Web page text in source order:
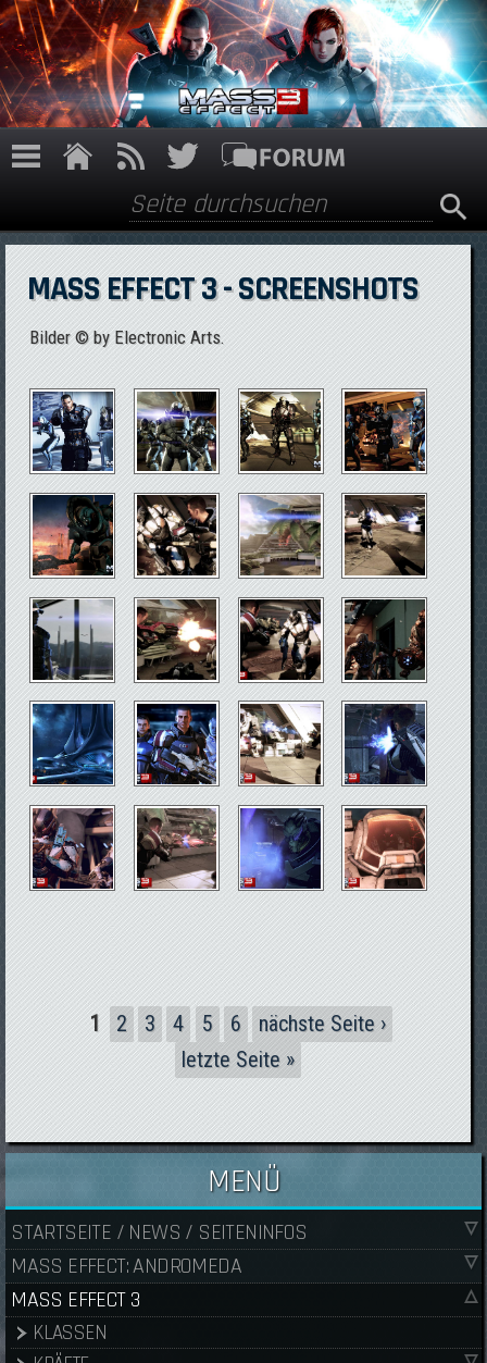
Direkt zum Inhalt
Suchformular
Suche
MASS EFFECT 3 - SCREENSHOTS
Bilder © by Electronic Arts.
Seiten
1 2 3 4 5 6
nächste Seite ›
letzte Seite »
MENÜ
STARTSEITE / NEWS / SEITENINFOS
MASS EFFECT: ANDROMEDA
MASS EFFECT 3
KLASSEN